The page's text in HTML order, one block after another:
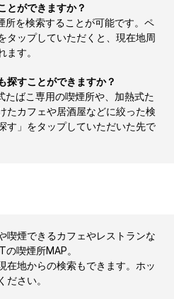
とができますか？
所を検索することが可能です。ペ
タップしていただくと、現在地周
ます。
探すことができますか？
たばこ専用の喫煙所や、加熱式た
たカフェや居酒屋などに絞った検
す」をタップしていただいた先で
喫煙できるカフェやレストランな
の喫煙所MAP。
在地からの検索もできます。ホッ
ださい。